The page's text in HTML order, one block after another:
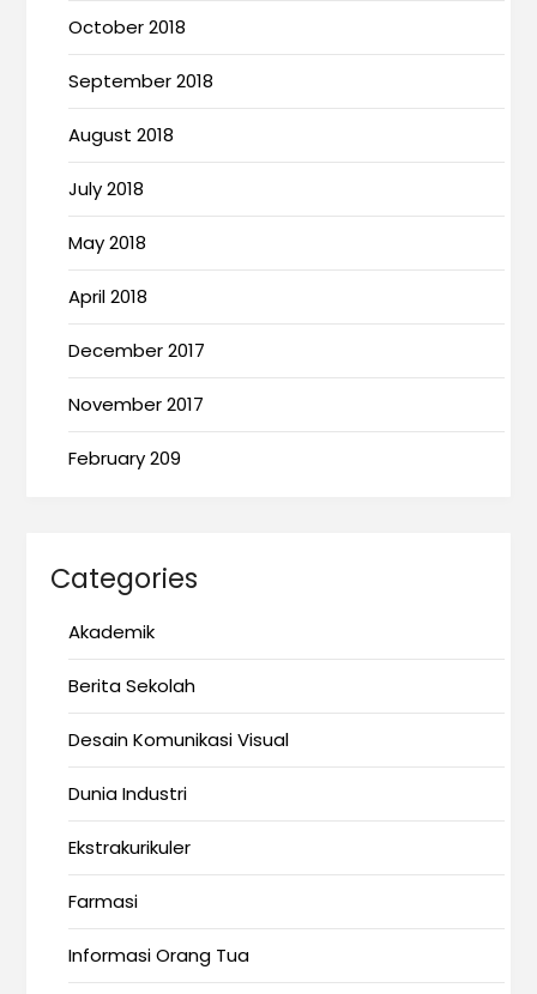
October 2018
September 2018
August 2018
July 2018
May 2018
April 2018
December 2017
November 2017
February 209
Categories
Akademik
Berita Sekolah
Desain Komunikasi Visual
Dunia Industri
Ekstrakurikuler
Farmasi
Informasi Orang Tua